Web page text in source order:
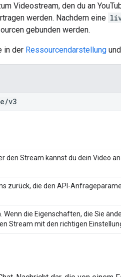
Videostream, den du an
werden. Nachdem eine
gebunden werden.
in der Ressourcendarstellung
/v3
den Stream kannst du dein Video
zurück, die den API-
die Eigenschaften, die Sie
Stream mit den richtigen